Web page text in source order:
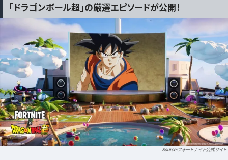
「ドラゴンボール超」の厳選エピソードが公開！
フォートナイト公式サイト